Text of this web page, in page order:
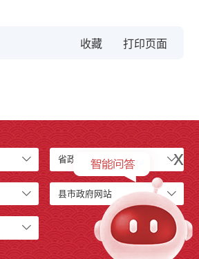
收藏
省政府网站
县市政府网站
x